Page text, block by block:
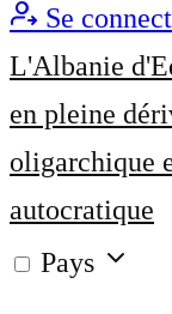
Se
L'Albanie
en pleine
oligarchique
autocratique
Pays